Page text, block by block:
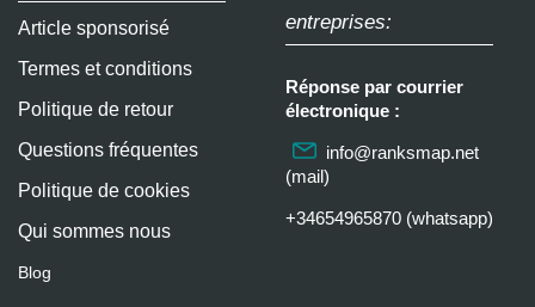
Article sponsorisé
Termes et conditions
Politique de retour
Questions fréquentes
Politique de cookies
Qui sommes nous
Blog
entreprises:
Réponse par courrier
électronique :
info@ranksmap.net
(mail)
+34654965870 (whatsapp)